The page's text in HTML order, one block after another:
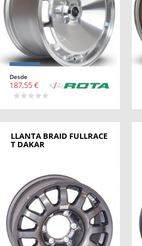
Desde
187,55 €
LLANTA BRAID FULLRACE
T DAKAR